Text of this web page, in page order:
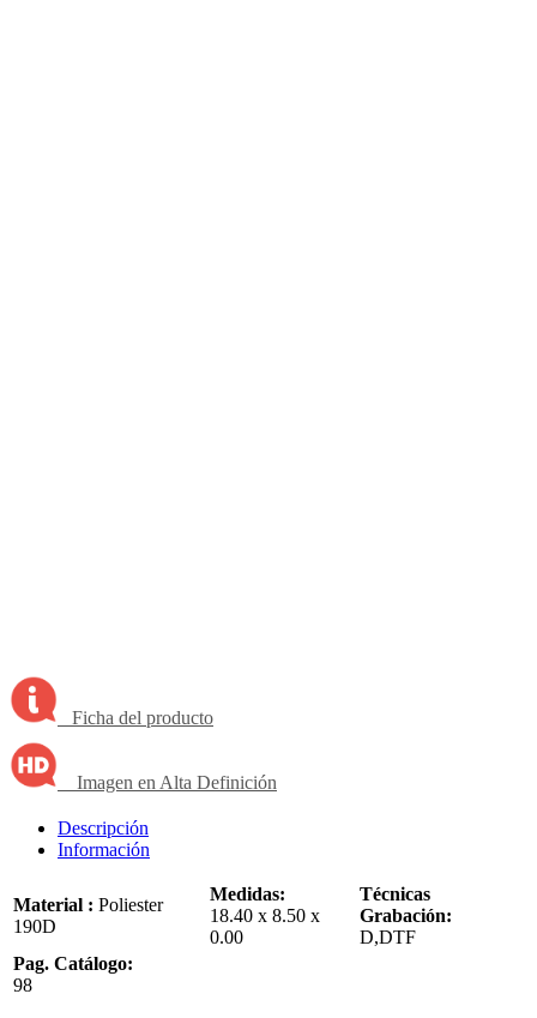
Ficha del producto
Imagen en Alta Definición
Descripción
Información
Material : Poliester
190D
Medidas:
18.40 x 8.50 x
0.00
Técnicas
Grabación:
D,DTF
Pag. Catálogo:
98